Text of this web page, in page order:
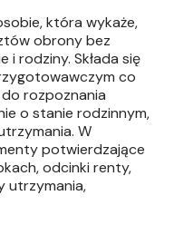
która wykaże,
obrony bez
i rodziny. Składa się
co
rozpoznania
o stanie rodzinnym,
W
potwierdzające
odcinki renty,
utrzymania,